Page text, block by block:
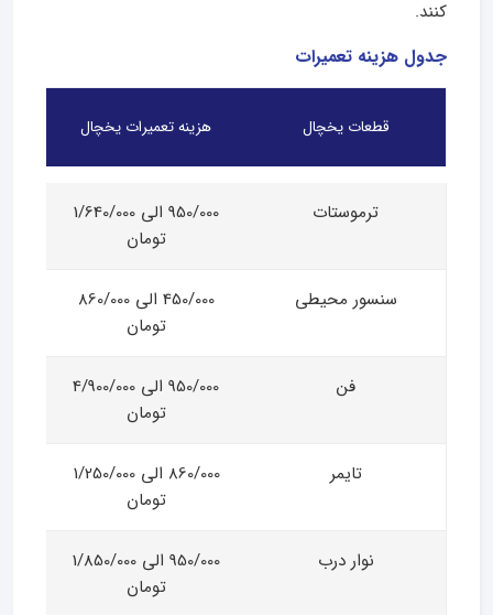
کنند.
جدول هزینه تعمیرات
قطعات یخچال هزینه تعمیرات یخچال
ترموستات
950/000 الی 1/640/000
تومان
سنسور محیطی
450/000 الی 860/000
تومان
فن
950/000 الی 4/900/000
تومان
تایمر
860/000 الی 1/250/000
تومان
نوار درب
950/000 الی 1/850/000
تومان